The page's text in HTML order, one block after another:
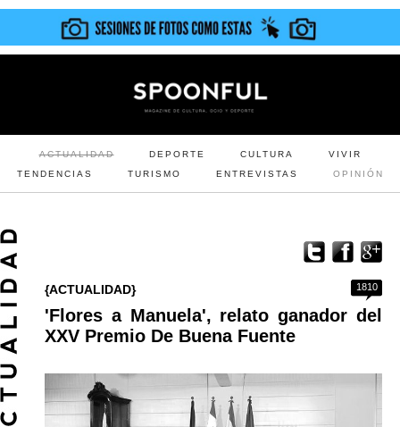
ACTUALIDAD DEPORTE CULTURA
VIVIR
TENDENCIAS
TURISMO ENTREVISTAS OPINIÓN
1810
{ACTUALIDAD}
'Flores a Manuela', relato ganador del
XXV Premio De Buena Fuente